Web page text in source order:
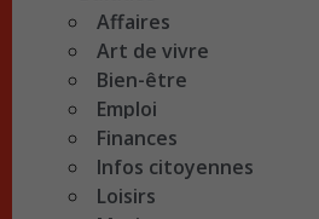
Affaires
Art de vivre
Bien-être
Emploi
Finances
Infos citoyennes
Loisirs